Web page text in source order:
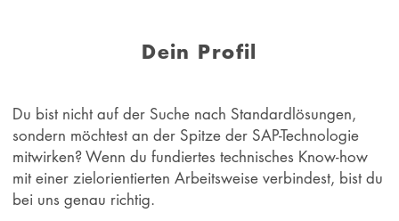
Dein Profil
Du bist nicht auf der Suche nach Standardlösungen,
sondern möchtest an der Spitze der SAP-Technologie
mitwirken? Wenn du fundiertes technisches Know-how
mit einer zielorientierten Arbeitsweise verbindest, bist du
bei uns genau richtig.